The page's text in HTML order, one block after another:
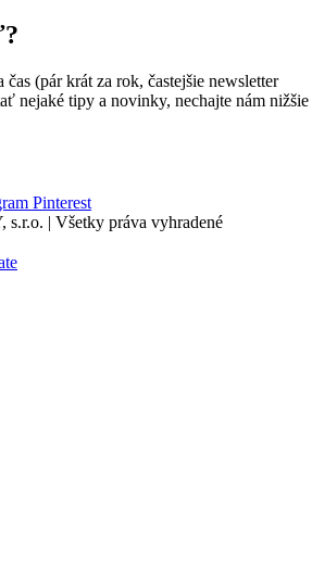
čas (pár krát za rok, častejšie newsletter
nejaké tipy a novinky, nechajte nám nižšie
Pinterest
| Všetky práva vyhradené